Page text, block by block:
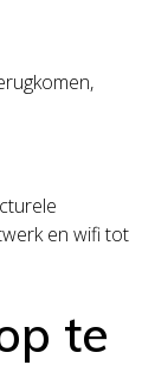
en wifi tot
te